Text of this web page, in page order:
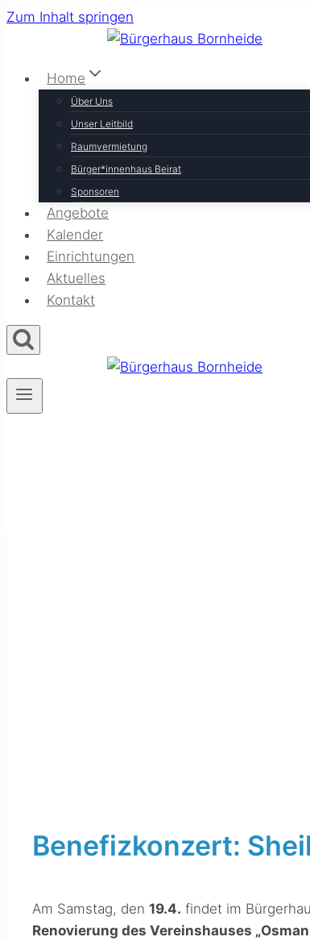
Zum Inhalt springen
Home
Über Uns
Unser Leitbild
Raumvermietung
Bürger*innenhaus Beirat
Sponsoren
Angebote
Kalender
Einrichtungen
Aktuelles
Kontakt
Benefizkonzert:
Am Samstag, den 19.4. findet im
Renovierung des Vereinshauses